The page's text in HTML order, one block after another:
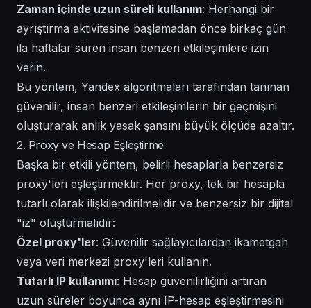
Zaman içinde uzun süreli kullanım: Herhangi bir
ayrıştırma aktivitesine başlamadan önce birkaç gün
ila haftalar süren insan benzeri etkileşimlere izin
verin.
Bu yöntem, Yandex algoritmaları tarafından tanınan
güvenilir, insan benzeri etkileşimlerin bir geçmişini
oluşturarak anlık yasak şansını büyük ölçüde azaltır.
2. Proxy ve Hesap Eşleştirme
Başka bir etkili yöntem, belirli hesaplarla benzersiz
proxy'leri eşleştirmektir. Her proxy, tek bir hesapla
tutarlı olarak ilişkilendirilmelidir ve benzersiz bir dijital
"iz" oluşturmalıdır:
Özel proxy'ler: Güvenilir sağlayıcılardan ikametgah
veya veri merkezi proxy'leri kullanın.
Tutarlı IP kullanımı: Hesap güvenilirliğini artıran
uzun süreler boyunca aynı IP-hesap eşleştirmesini